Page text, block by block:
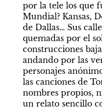
por la tele los que
Mundial? Kansas,
de Dallas… Sus
quemadas por el
construcciones
andando por las
personajes
las canciones de
nombres propios,
un relato sencillo